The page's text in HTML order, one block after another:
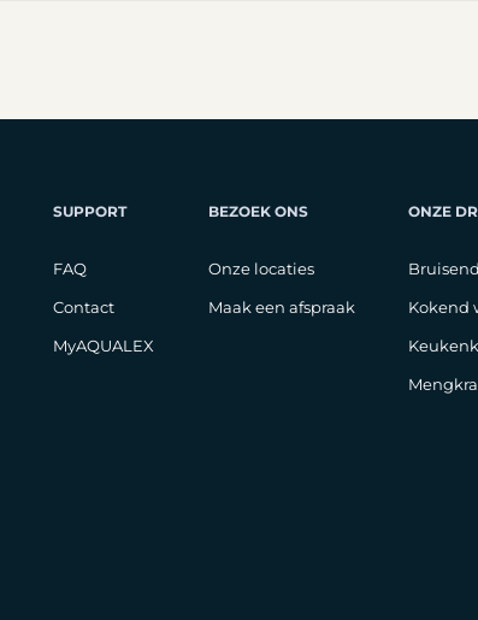
SUPPORT
FAQ
Contact
MyAQUALEX
BEZOEK ONS
Onze locaties
Maak een afspraak
ONZE
Kokend